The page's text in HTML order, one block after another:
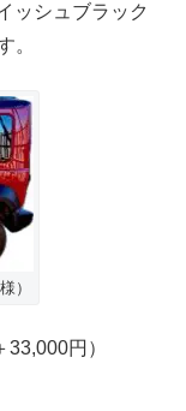
ッシュブラック
。
）
円）